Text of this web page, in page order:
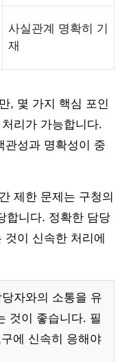
사실관계 명확히 기
재
, 몇 가지 핵심 포인
리가 가능합니다.
관성과 명확성이 중
제한 문제는 구청의
합니다. 정확한 담당
이 신속한 처리에
자와의 소통을 유
것이 좋습니다. 필
에 신속히 응해야